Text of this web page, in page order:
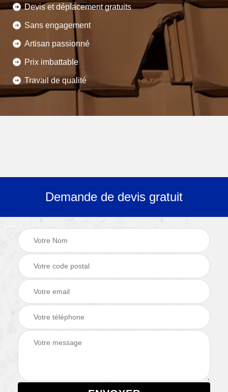
Devis et déplacement gratuits
Sans engagement
Artisan passionné
Prix imbattable
Travail de qualité
Demande de devis gratuit